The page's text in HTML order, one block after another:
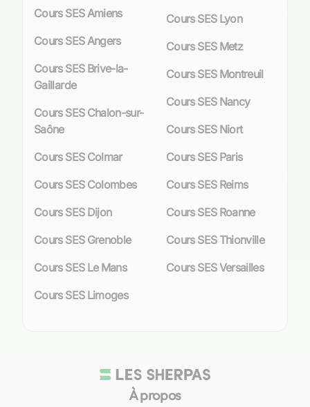
Nos professeurs sont triés sur le volet pour leur
excellence pédagogique
; qu’ils soient issus du
secteur éducatif, étudiants des prestigieuses
écoles supérieures ou universités environnantes.
Ils se rendront directement chez vous à Nevers
(58000) pour dispenser des cours stimulants et
seulement de combler ses lacunes mais aussi de
scolarité.
Ainsi donc, si vous constatez que votre enfant
éprouve des difficultés en SES ou souhaite
discipline clé, n’hésitez pas à nous contacter.
meilleur choix pédagogique possible afin que
pour les élèves de Nevers
Cours SES Amiens
Cours SES Angers
Cours SES Brive-la-
Gaillarde
Cours SES Chalon-sur-
Saône
Cours SES Colmar
Cours SES Colombes
Cours SES Dijon
Cours SES Grenoble
Cours SES Le Mans
Cours SES Limoges
Cours SES Lyon
Cours SES Metz
Cours SES Montreuil
Cours SES Nancy
Cours SES Niort
Cours SES Paris
Cours SES Reims
Cours SES Roanne
Cours SES Thionville
Cours SES Versailles
À propos